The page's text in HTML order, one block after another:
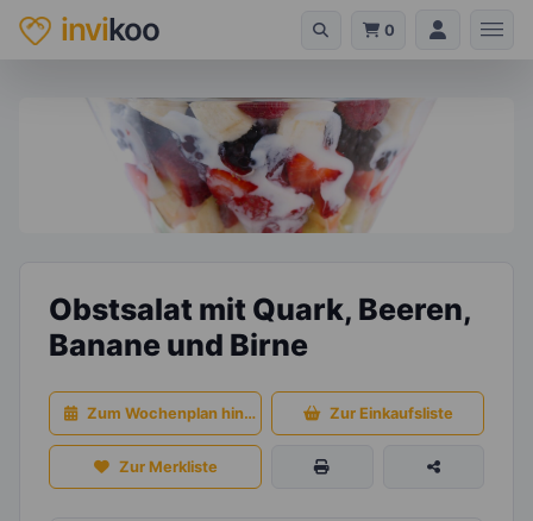
invikoo 0
Obstsalat mit Quark, Beeren,
Banane und Birne
Zum Wochenplan hinzufügen Zur Einkaufsliste
Zur Merkliste